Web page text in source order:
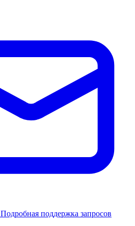
Подробная поддержка запросов